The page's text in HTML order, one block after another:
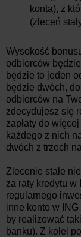
konta), z
(zleceń
Wysokość
odbiorców
będzie to jeden
będzie dwóch,
odbiorców na
zdecydujesz się
zapłaty do
każdego z nich
dwóch z trzech
Zlecenie stałe
za raty kredytu
regularnego
inne konto w
by realizować
banku). Z kolei